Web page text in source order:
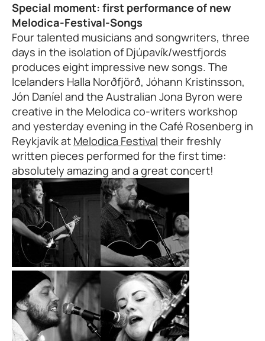
Special moment: first performance of new
Melodica-Festival-Songs
Four talented musicians and songwriters, three
days in the isolation of Djúpavík/westfjords
produces eight impressive new songs. The
Icelanders Halla Norðfjörð, Jóhann Kristinsson,
Jón Daníel and the Australian Jona Byron were
creative in the Melodica co-writers workshop
and yesterday evening in the Café Rosenberg in
Reykjavík at Melodica Festival their freshly
written pieces performed for the first time:
absolutely amazing and a great concert!